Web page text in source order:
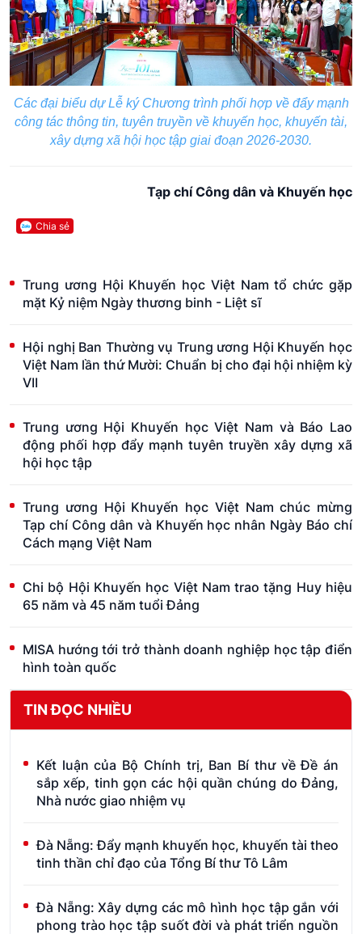
Các đại biểu dự Lễ ký Chương trình phối hợp về đẩy mạnh
công tác thông tin, tuyên truyền về khuyến học, khuyến tài,
xây dựng xã hội học tập giai đoạn 2026-2030.
Tạp chí Công dân và Khuyến học
Chia sẻ
Trung ương Hội Khuyến học Việt Nam tổ chức gặp
mặt Kỷ niệm Ngày thương binh - Liệt sĩ
Hội nghị Ban Thường vụ Trung ương Hội Khuyến học
Việt Nam lần thứ Mười: Chuẩn bị cho đại hội nhiệm kỳ
VII
Trung ương Hội Khuyến học Việt Nam và Báo Lao
động phối hợp đẩy mạnh tuyên truyền xây dựng xã
hội học tập
Trung ương Hội Khuyến học Việt Nam chúc mừng
Tạp chí Công dân và Khuyến học nhân Ngày Báo chí
Cách mạng Việt Nam
Chi bộ Hội Khuyến học Việt Nam trao tặng Huy hiệu
65 năm và 45 năm tuổi Đảng
MISA hướng tới trở thành doanh nghiệp học tập điển
hình toàn quốc
TIN ĐỌC NHIỀU
Kết luận của Bộ Chính trị, Ban Bí thư về Đề án
sắp xếp, tinh gọn các hội quần chúng do Đảng,
Nhà nước giao nhiệm vụ
Đà Nẵng: Đẩy mạnh khuyến học, khuyến tài theo
tinh thần chỉ đạo của Tổng Bí thư Tô Lâm
Đà Nẵng: Xây dựng các mô hình học tập gắn với
phong trào học tập suốt đời và phát triển nguồn